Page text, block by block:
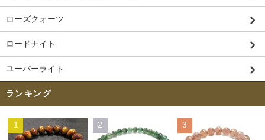
ローズクォーツ
ロードナイト
ユーパーライト
ランキング
1 2 3